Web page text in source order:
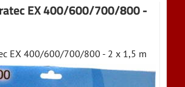
EX 400/600/700/800 -
EX 400/600/700/800 - 2 x 1,5 m